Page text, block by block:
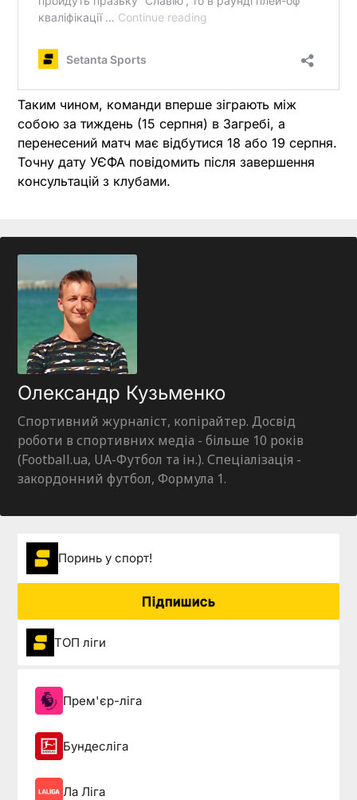
Таким чином, команди вперше зіграють між
собою за тиждень (15 серпня) в Загребі, а
перенесений матч має відбутися 18 або 19 серпня.
Точну дату УЄФА повідомить після завершення
консультацій з клубами.
Олександр Кузьменко
Спортивний журналіст, копірайтер. Досвід
роботи в спортивних медіа - більше 10 років
(Football.ua, UA-Футбол та ін.). Спеціалізація -
закордонний футбол, Формула 1.
Поринь у спорт!
Підпишись
ТОП ліги
Прем'єр-ліга
Бундесліга
Ла Ліга